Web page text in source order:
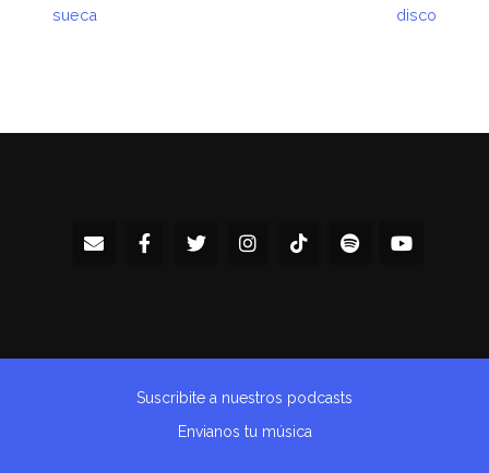
disco
sueca
Suscribite a nuestros podcasts
Envianos tu música